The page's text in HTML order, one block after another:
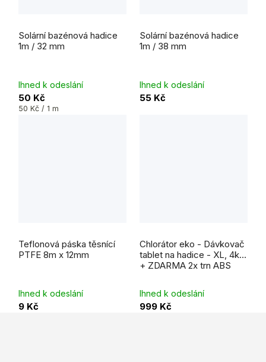
Solární bazénová hadice
1m / 32 mm
hodnocení
produktu
je
5,0
Ihned k odeslání
50 Kč
Měrná
50 Kč / 1 m
Solární bazénová hadice
1m / 38 mm
hodnocení
produktu
je
5,0
Ihned k odeslání
55 Kč
Teflonová páska těsnící
PTFE 8m x 12mm
Ihned k odeslání
9 Kč
Chlorátor eko - Dávkovač
tablet na hadice - XL, 4kg
+ ZDARMA 2x trn ABS
hodnocení
produktu
je
5,0
z
Ihned k odeslání
999 Kč